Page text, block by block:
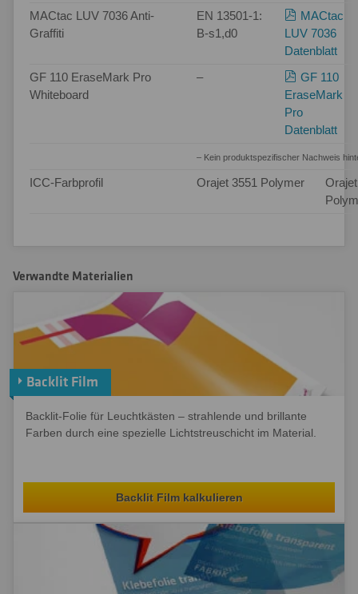
MACtac LUV 7036 Anti-
Graffiti
EN 13501-1:
B-s1,d0
MACtac
LUV 7036
Datenblatt
GF 110 EraseMark Pro
Whiteboard
–
GF 110
EraseMark
Pro
Datenblatt
– Kein produktspezifischer Nachweis
ICC-Farbprofil Orajet 3551 Polymer
Verwandte Materialien
Backlit Film
Backlit-Folie für Leuchtkästen – strahlende und brillante
Farben durch eine spezielle Lichtstreuschicht im Material.
Backlit Film kalkulieren